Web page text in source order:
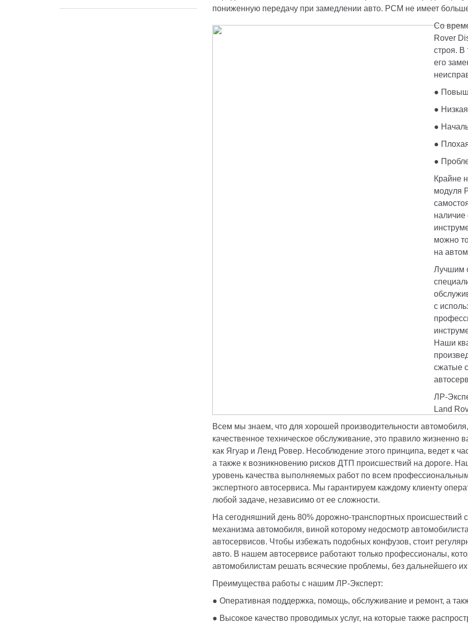
пониженную передачу при замедлении авто. PCM не имеет
Со
Rover
строя. В
его
●
●
●
●
●
Крайне
модуля
наличие
можно
на
Лучшим
с
Наши
сжатые
ЛР-
Land
Всем мы знаем, что для хорошей производительности
качественное техническое обслуживание, это правило жизненно
как Ягуар и Ленд Ровер. Несоблюдение этого принципа, ведет к
а также к возникновению рисков ДТП происшествий на дороге.
уровень качества выполняемых работ по всем
экспертного автосервиса. Мы гарантируем каждому клиенту
любой задаче, независимо от ее сложности.
На сегодняшний день 80% дорожно-транспортных происшествий
механизма автомобиля, виной которому недосмотр
автосервисов. Чтобы избежать подобных конфузов, стоит
авто. В нашем автосервисе работают только профессионалы,
автомобилистам решать всяческие проблемы, без дальнейшего
Преимущества работы с нашим ЛР-Эксперт:
● Высокое качество проводимых услуг, на которые также
Техническое обслуживание